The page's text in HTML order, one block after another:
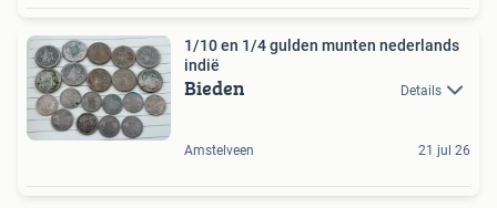
1/10 en 1/4 gulden munten nederlands
indië
Bieden Details
Amstelveen 21 jul 26